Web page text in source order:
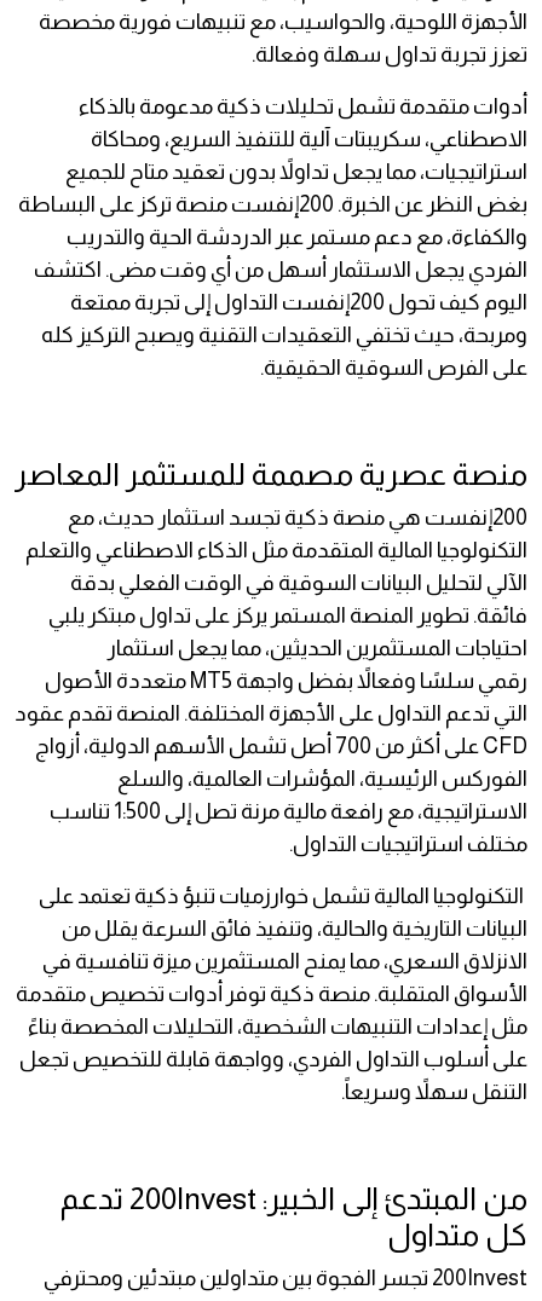
الأجهزة اللوحية، والحواسيب، مع تنبيهات فورية مخصصة
تعزز تجربة تداول سهلة وفعالة.
أدوات متقدمة تشمل تحليلات ذكية مدعومة بالذكاء
الاصطناعي، سكريبتات آلية للتنفيذ السريع، ومحاكاة
استراتيجيات، مما يجعل تداولاً بدون تعقيد متاح للجميع
بغض النظر عن الخبرة. 200إنفست منصة تركز على البساطة
والكفاءة، مع دعم مستمر عبر الدردشة الحية والتدريب
الفردي يجعل الاستثمار أسهل من أي وقت مضى. اكتشف
اليوم كيف تحول 200إنفست التداول إلى تجربة ممتعة
ومربحة، حيث تختفي التعقيدات التقنية ويصبح التركيز كله
على الفرص السوقية الحقيقية.
منصة عصرية مصممة للمستثمر المعاصر
200إنفست هي منصة ذكية تجسد استثمار حديث، مع
التكنولوجيا المالية المتقدمة مثل الذكاء الاصطناعي والتعلم
الآلي لتحليل البيانات السوقية في الوقت الفعلي بدقة
فائقة. تطوير المنصة المستمر يركز على تداول مبتكر يلبي
احتياجات المستثمرين الحديثين، مما يجعل استثمار
رقمي سلسًا وفعالاً بفضل واجهة MT5 متعددة الأصول
التي تدعم التداول على الأجهزة المختلفة. المنصة تقدم عقود
CFD على أكثر من 700 أصل تشمل الأسهم الدولية، أزواج
الفوركس الرئيسية، المؤشرات العالمية، والسلع
الاستراتيجية، مع رافعة مالية مرنة تصل إلى 1:500 تناسب
مختلف استراتيجيات التداول.
التكنولوجيا المالية تشمل خوارزميات تنبؤ ذكية تعتمد على
البيانات التاريخية والحالية، وتنفيذ فائق السرعة يقلل من
الانزلاق السعري، مما يمنح المستثمرين ميزة تنافسية في
الأسواق المتقلبة. منصة ذكية توفر أدوات تخصيص متقدمة
مثل إعدادات التنبيهات الشخصية، التحليلات المخصصة بناءً
على أسلوب التداول الفردي، وواجهة قابلة للتخصيص تجعل
التنقل سهلاً وسريعاً.
من المبتدئ إلى الخبير: 200Invest تدعم
كل متداول
200Invest تجسر الفجوة بين متداولين مبتدئين ومحترفي